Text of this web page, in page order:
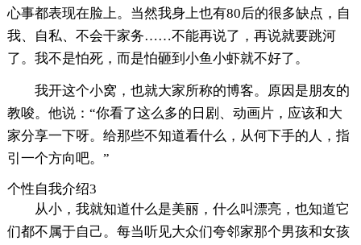
心事都表现在脸上。当然我身上也有80后的很多缺点，自
我、自私、不会干家务……不能再说了，再说就要跳河
了。我不是怕死，而是怕砸到小鱼小虾就不好了。
我开这个小窝，也就大家所称的博客。原因是朋友的
教唆。他说：“你看了这么多的日剧、动画片，应该和大
家分享一下呀。给那些不知道看什么，从何下手的人，指
引一个方向吧。”
个性自我介绍3
从小，我就知道什么是美丽，什么叫漂亮，也知道它
们都不属于自己。每当听见大众们夸邻家那个男孩和女孩